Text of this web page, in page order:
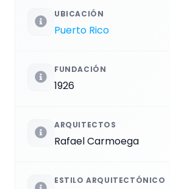
UBICACIÓN
Puerto Rico
FUNDACIÓN
1926
ARQUITECTOS
Rafael Carmoega
ESTILO ARQUITECTÓNICO